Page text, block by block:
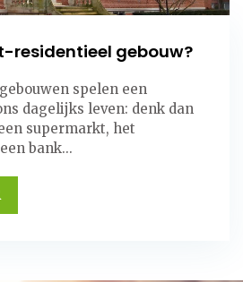
residentieel gebouw?
spelen een
dagelijks leven: denk dan
supermarkt, het
bank...